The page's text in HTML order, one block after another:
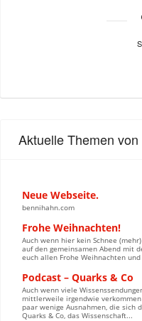
Aktuelle Themen
Neue Webseite.
bennihahn.com
Frohe Weihnachten!
Auch wenn hier kein Schnee
auf den gemeinsamen Abend mit
euch allen Frohe Weihnachten
Podcast – Quarks & Co
Auch wenn viele
mittlerweile irgendwie
paar wenige Ausnahmen, die sich
Quarks & Co, das Wissenschaft...